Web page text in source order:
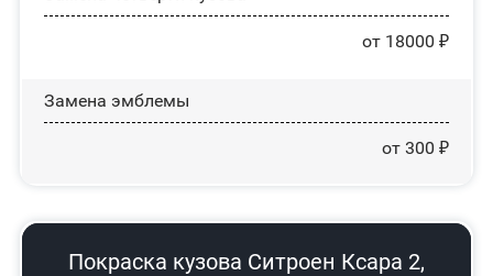
от 18000 ₽
Замена эмблемы
от 300 ₽
Покраска кузова Ситроен Ксара 2,